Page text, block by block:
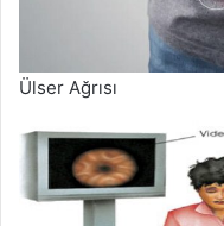
Ülser Ağrısı